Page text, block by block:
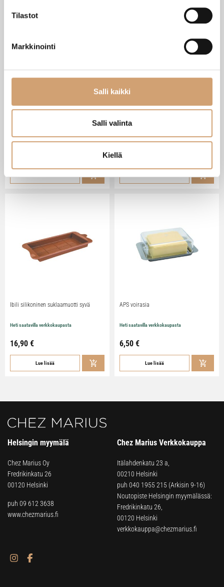
Tilastot
Markkinointi
Salli kaikki
Salli valinta
Kiellä
Heti saatavilla verkkokaupasta
Lue lisää
Heti saatavilla verkkokaupasta
29,90
Lue lisää
Ibili silikoninen suklaamuotti syvä
Heti saatavilla verkkokaupasta
16,90 €
Lue lisää
APS voirasia
Heti saatavilla verkkokaupasta
6,50 €
Lue lisää
Helsingin myymälä
Chez Marius Oy
Fredrikinkatu 26
00120 Helsinki
puh 09 612 3638
www.chezmarius.fi
Chez Marius Verkkokauppa
Itälahdenkatu 23 a,
00210 Helsinki
puh 040 1955 215 (Arkisin 9-16)
Noutopiste Helsingin myymälässä:
Fredrikinkatu 26,
00120 Helsinki
verkkokauppa@chezmarius.fi